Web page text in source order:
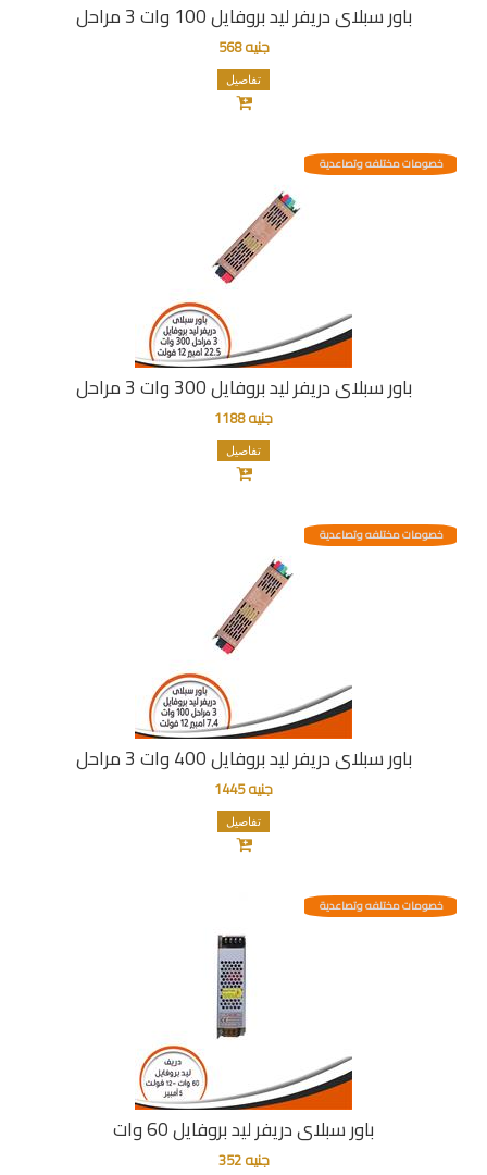
باور سبلاى دريفر ليد بروفايل 100 وات 3 مراحل
جنيه 568
تفاصيل
باور سبلاى دريفر ليد بروفايل 300 وات 3 مراحل
خصومات مختلفه وتصاعدية
جنيه 1188
تفاصيل
باور سبلاى دريفر ليد بروفايل 400 وات 3 مراحل
خصومات مختلفه وتصاعدية
جنيه 1445
تفاصيل
باور سبلاى دريفر ليد بروفايل 60 وات
خصومات مختلفه وتصاعدية
جنيه 352